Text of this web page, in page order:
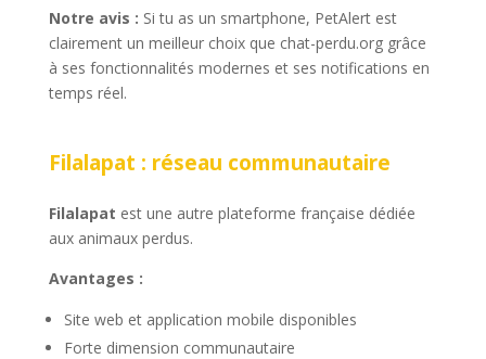
Notre avis : Si tu as un smartphone, PetAlert est
clairement un meilleur choix que chat-perdu.org grâce
à ses fonctionnalités modernes et ses notifications en
temps réel.
Filalapat : réseau communautaire
Filalapat est une autre plateforme française dédiée
aux animaux perdus.
Avantages :
Site web et application mobile disponibles
Forte dimension communautaire